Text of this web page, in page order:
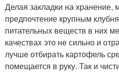
Делая закладки на хранение,
предпочтение крупным
питательных веществ в них
качествах это не сильно и
лучше отбирать картофель
помещается в руку. Так и